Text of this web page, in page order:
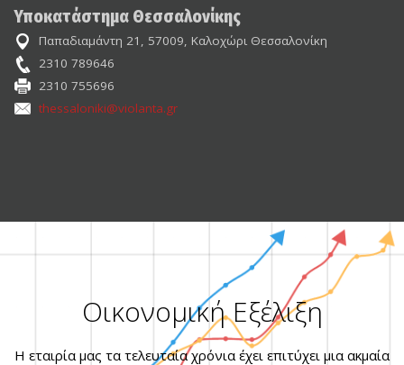
Υποκατάστημα Θεσσαλονίκης
Παπαδιαμάντη 21, 57009, Καλοχώρι Θεσσαλονίκη
2310 789646
2310 755696
thessaloniki@violanta.gr
Οικονομική Εξέλιξη
Η εταιρία μας τα τελευταία χρόνια έχει επιτύχει μια ακμαία